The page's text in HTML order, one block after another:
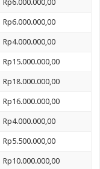
Rp6.000.000,00
Rp6.000.000,00
Rp4.000.000,00
Rp15.000.000,00
Rp18.000.000,00
Rp16.000.000,00
Rp4.000.000,00
Rp5.500.000,00
Rp10.000.000,00